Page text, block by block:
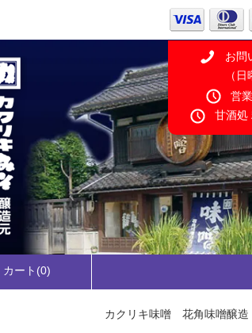
お問
（
営
甘酒処
カート(0)
カクリキ味噌 花角味噌醸